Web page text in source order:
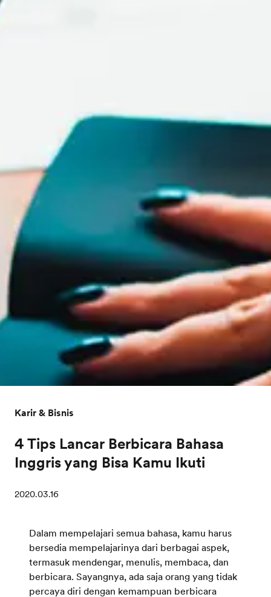
Karir & Bisnis
4 Tips Lancar Berbicara Bahasa
Inggris yang Bisa Kamu Ikuti
2020.03.16
Dalam mempelajari semua bahasa, kamu harus
bersedia mempelajarinya dari berbagai aspek,
termasuk mendengar, menulis, membaca, dan
berbicara. Sayangnya, ada saja orang yang tidak
percaya diri dengan kemampuan berbicara